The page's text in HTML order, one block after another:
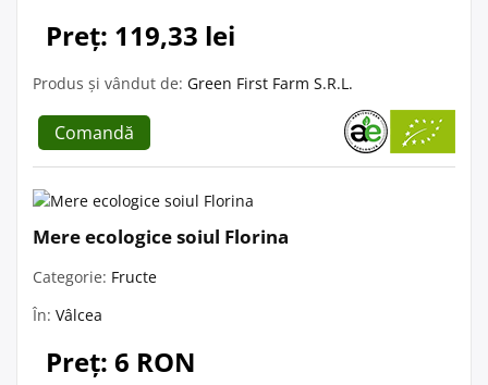
Preț: 119,33 lei
Produs și vândut de: Green First Farm S.R.L.
Comandă
Mere ecologice soiul Florina
Categorie: Fructe
În: Vâlcea
Preț: 6 RON